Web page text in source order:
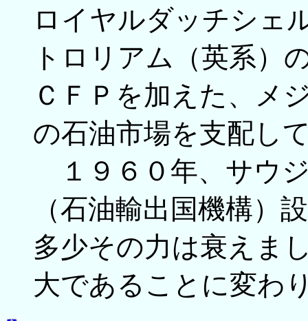
ロイヤルダッチシェ
トロリアム（英系）
ＣＦＰを加えた、メ
の石油市場を支配し
１９６０年、サウ
（石油輸出国機構）
多少その力は衰えま
大であることに変わ